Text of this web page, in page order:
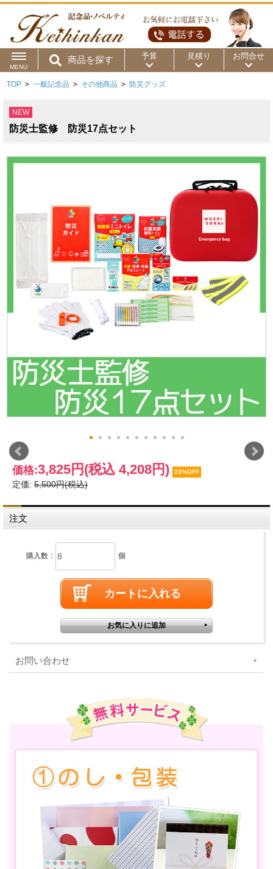
MENU
商品を探す 予算
用途から
商品カテゴリ
～50円 ～100円
～300円
～2,000円 ～5,000円 ～10,000円
～20,000円 ～30,000円
～50,000円 50,001円～
見積り お問合せ
TOP > 一般記念品 > その他商品 > 防災グッズ
NEW
防災士監修 防災17点セット
価格:3,825円 (税込 4,208円) 23%OFF
定価: 5,500円(税込)
注文
購入数： 個
お問い合わせ